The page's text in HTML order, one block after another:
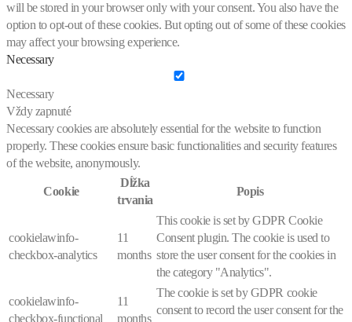
will be stored in your browser only with your consent. You also have the
option to opt-out of these cookies. But opting out of some of these cookies
may affect your browsing experience.
Necessary
Necessary
Vždy zapnuté
Necessary cookies are absolutely essential for the website to function
properly. These cookies ensure basic functionalities and security features
of the website, anonymously.
Cookie
Dĺžka
trvania
Popis
cookielawinfo-
checkbox-analytics
11
months
This cookie is set by GDPR Cookie
Consent plugin. The cookie is used to
store the user consent for the cookies in
the category "Analytics".
cookielawinfo-
checkbox-functional
11
months
The cookie is set by GDPR cookie
consent to record the user consent for the